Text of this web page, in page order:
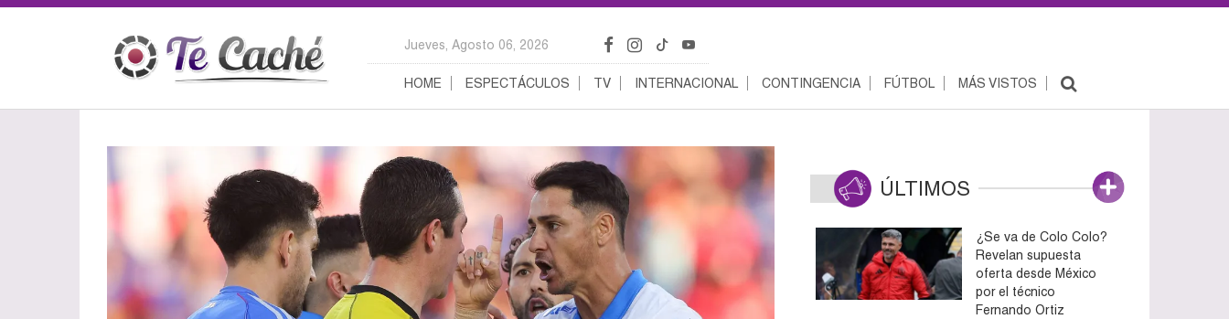
Jueves, Agosto 06, 2026
HOME ESPECTÁCULOS TV INTERNACIONAL CONTINGENCIA FÚTBOL MÁS VISTOS
ÚLTIMOS
¿Se va de Colo Colo?
Revelan supuesta
oferta desde México
por el técnico
Fernando Ortiz